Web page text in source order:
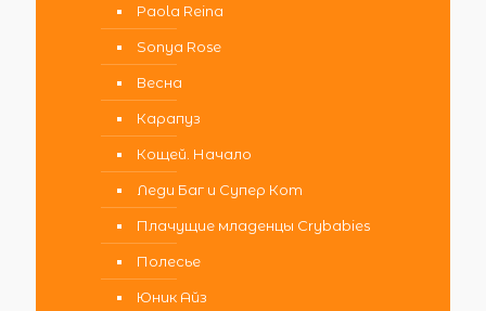
Paola Reina
Sonya Rose
Весна
Карапуз
Кощей. Начало
Леди Баг и Супер Кот
Плачущие младенцы Crybabies
Полесье
Юник Айз